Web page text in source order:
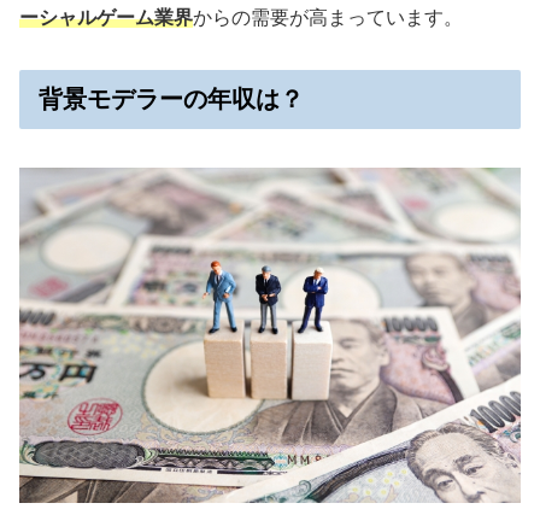
ーシャルゲーム業界からの需要が高まっています。
背景モデラーの年収は？